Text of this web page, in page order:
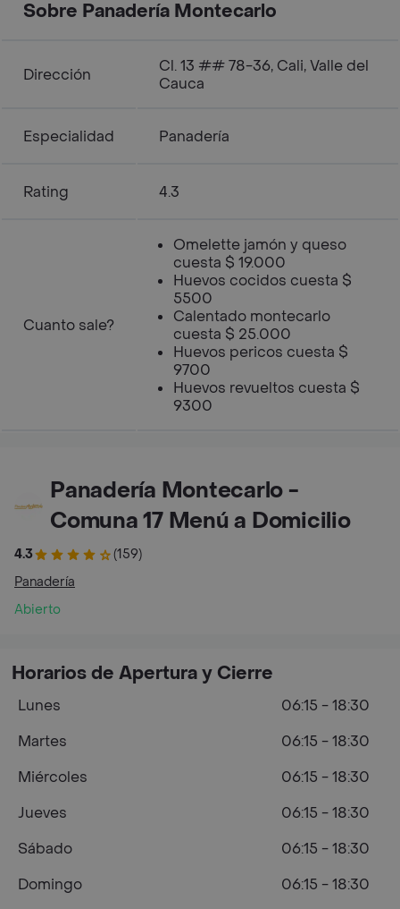
Sobre Panadería Montecarlo
Dirección
Cl. 13 ## 78-36, Cali, Valle del
Cauca
Especialidad Panadería
Rating 4.3
Cuanto sale?
Omelette jamón y queso
cuesta $ 19.000
Huevos cocidos cuesta $
5500
Calentado montecarlo
cuesta $ 25.000
Huevos pericos cuesta $
9700
Huevos revueltos cuesta $
9300
Panadería Montecarlo -
Comuna 17 Menú a Domicilio
4.3
(159)
Panadería
Abierto
Horarios de Apertura y Cierre
Lunes
06:15 - 18:30
Martes
06:15 - 18:30
Miércoles
06:15 - 18:30
Jueves
06:15 - 18:30
Sábado
06:15 - 18:30
Domingo
06:15 - 18:30